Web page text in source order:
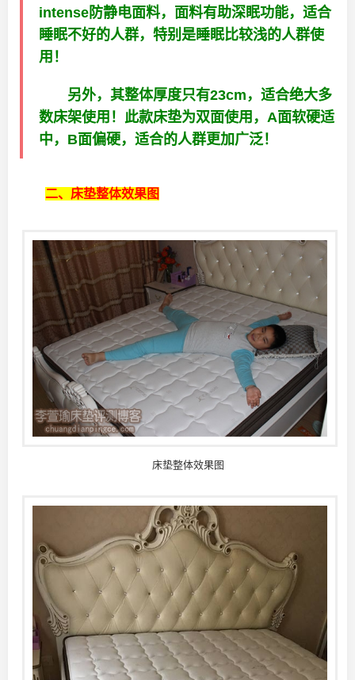
intense防静电面料，面料有助深眠功能，适合
睡眠不好的人群，特别是睡眠比较浅的人群使
用！
另外，其整体厚度只有23cm，适合绝大多
数床架使用！此款床垫为双面使用，A面软硬适
中，B面偏硬，适合的人群更加广泛！
二、床垫整体效果图
床垫整体效果图